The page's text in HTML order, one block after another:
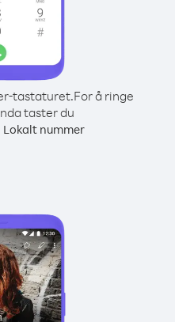
tastaturet.For å ringe
taster du
Lokalt nummer